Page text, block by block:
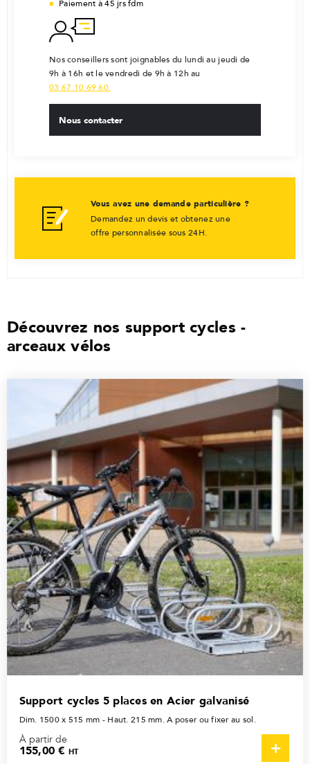
Paiement à 45 jrs fdm
Nos conseillers sont joignables du lundi au jeudi de
9h à 16h et le vendredi de 9h à 12h au
03 67 10 69 60.
Nous contacter
Vous avez une demande particulière ?
Demandez un devis et obtenez une
offre personnalisée sous 24H.
Découvrez nos support cycles -
arceaux vélos
Support cycles 5 places en Acier galvanisé
Dim. 1500 x 515 mm - Haut. 215 mm. A poser ou fixer au sol.
À partir de
155,00 €HT